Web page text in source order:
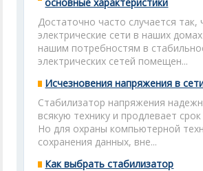
Достаточно часто случается так,
электрические сети в наших
нашим потребностям в
электрических сетей помещен...
Исчезновения напряжения в
Стабилизатор напряжения
всякую технику и продлевает
Но для охраны компьютерной
сохранения данных, вне...
Как выбрать стабилизатор